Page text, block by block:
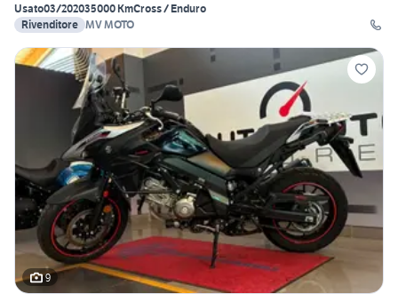
Usato03/202035000 KmCross / Enduro
Rivenditore MV MOTO
9